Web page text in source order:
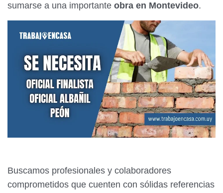
sumarse a una importante obra en Montevideo.
Buscamos profesionales y colaboradores
comprometidos que cuenten con sólidas referencias